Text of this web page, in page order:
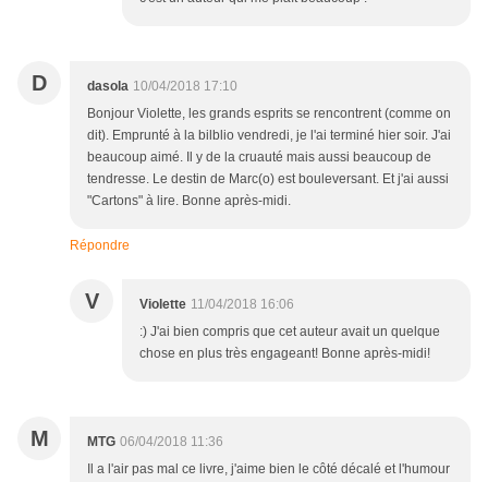
D dasola 10/04/2018 17:10
Bonjour Violette, les grands esprits se rencontrent (comme on
dit). Emprunté à la bilblio vendredi, je l'ai terminé hier soir. J'ai
beaucoup aimé. Il y de la cruauté mais aussi beaucoup de
tendresse. Le destin de Marc(o) est bouleversant. Et j'ai aussi
"Cartons" à lire. Bonne après-midi.
Répondre
V Violette 11/04/2018 16:06
:) J'ai bien compris que cet auteur avait un quelque
chose en plus très engageant! Bonne après-midi!
M MTG 06/04/2018 11:36
Il a l'air pas mal ce livre, j'aime bien le côté décalé et l'humour